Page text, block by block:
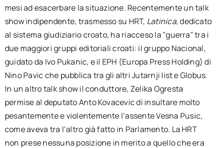
mesi ad esacerbare la situazione. Recentemente un talk
show indipendente, trasmesso su HRT, Latinica, dedicato
al sistema giudiziario croato, ha riacceso la "guerra" tra i
due maggiori gruppi editoriali croati: il gruppo Nacional,
guidato da Ivo Pukanic, e il EPH (Europa Press Holding) di
Nino Pavic che pubblica tra gli altri Jutarnji list e Globus.
In un altro talk show il conduttore, Zelika Ogresta
permise al deputato Anto Kovacevic di insultare molto
pesantemente e violentemente l’assente Vesna Pusic,
come aveva tra l’altro già fatto in Parlamento. La HRT
non prese nessuna posizione in merito a quello che era